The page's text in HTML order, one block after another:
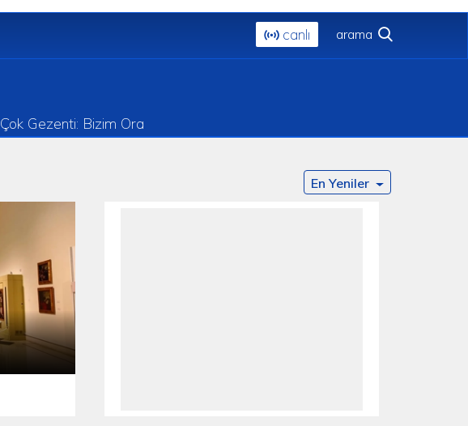
canlı
Çok Gezenti: Bizim Ora
En Yeniler